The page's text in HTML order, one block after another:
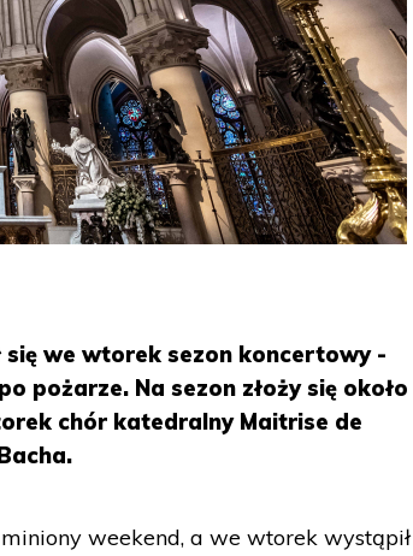
we wtorek sezon koncertowy -
pożarze. Na sezon złoży się około
chór katedralny Maitrise de
weekend, a we wtorek wystąpił